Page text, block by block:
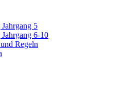
5
6-10
Regeln